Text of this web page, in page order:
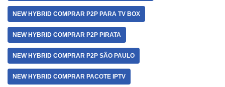
NEW HYBRID COMPRAR P2P PARA TV BOX
NEW HYBRID COMPRAR P2P PIRATA
NEW HYBRID COMPRAR P2P SÃO PAULO
NEW HYBRID COMPRAR PACOTE IPTV